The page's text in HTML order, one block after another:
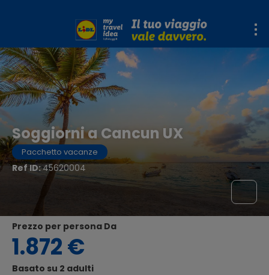
Soggiorni a Cancun UX
Pacchetto vacanze
Ref ID:45620004
Prezzo per persona Da
1.872 €
Basato su 2 adulti